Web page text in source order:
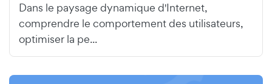
Dans le paysage dynamique d'Internet,
comprendre le comportement des utilisateurs,
optimiser la pe...